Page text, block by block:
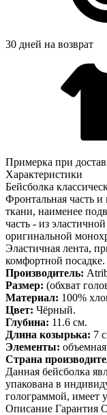
30 дней на возврат
Примерка при
Характеристики
Бейсболка
Фронтальная часть
ткани, наименее
часть - из
оригинальной
Эластичная лента,
комфортной посадке.
Производитель:
Размер: (обхват
Материал: 100%
Цвет: Чёрный.
Глубина: 11.6 см.
Длина козырька: 7
Элементы:
Страна
Данная бейсболка
упакована в
голограммой, имеет
Описание Гарантия